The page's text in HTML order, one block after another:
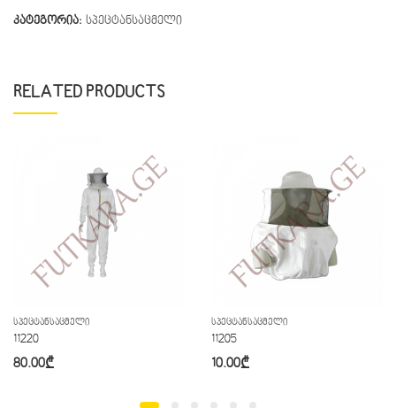
კატეგორია: სპეცტანსაცმელი
RELATED PRODUCTS
ᲡᲞᲔᲪᲢᲐᲜᲡᲐᲪᲛᲔᲚᲘ
11220
80.00₾
ᲡᲞᲔᲪᲢᲐᲜᲡᲐᲪᲛᲔᲚᲘ
11205
10.00₾